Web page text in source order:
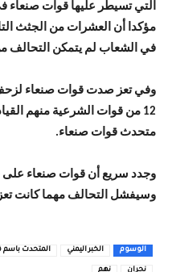
التي تسيطر عليها قوات صنعاء
مؤكدا أن العشرات من الجثث
في الشعاب لم يتمكن التحالف
وفي تعز صدت قوات صنعاء
12 من قوات الشرعية منهم
متحدث قوات صنعاء.
وجدد سريع أن قوات صنعاء على
وسيفشل التحالف مهما كانت
الوسوم الخبر اليمني المتحدث
نجران نهم